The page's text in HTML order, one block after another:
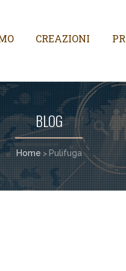
CREAZIONI
BLOG
Home> Pulifuga